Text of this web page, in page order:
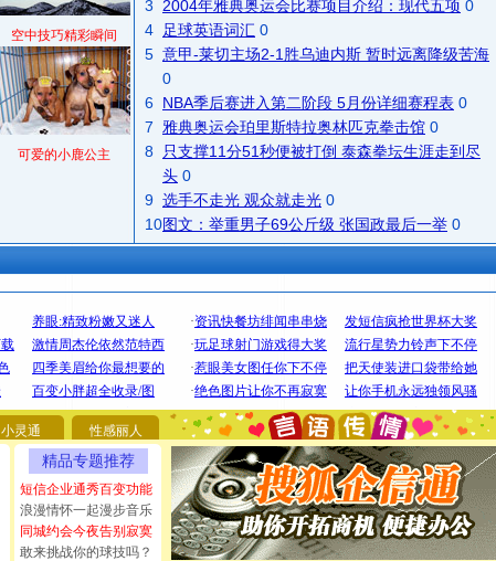
空中技巧精彩瞬间
可爱的小鹿公主
3
2004年雅典奥运会比赛项目介绍：现代五项 0
4
足球英语词汇 0
5 意甲-莱切主场2-1胜乌迪内斯 暂时远离降级苦海
0
6 NBA季后赛进入第二阶段 5月份详细赛程表 0
7
雅典奥运会珀里斯特拉奥林匹克拳击馆 0
8
只支撑11分51秒便被打倒 泰森拳坛生涯走到尽
头 0
9 选手不走光 观众就走光 0
10图文：举重男子69公斤级 张国政最后一举 0
小灵通 性感丽人
精品专题推荐
短信企业通秀百变功能
浪漫情怀一起漫步音乐
同城约会今夜告别寂寞
敢来挑战你的球技吗？
[圣诞节]圣诞节到了，想想没什么送给你的，又不打算给
你太多，只有给你五千万：千万快乐！千万要健康！千万
要平安！千万要知足！千万不要忘记我！
[圣诞节]不只这样的日子才会想起你,而是这样的日子才
能正大光明地骚扰你,告诉你,圣诞要快乐!新年要快乐!天天
都要快乐噢!
[圣诞节]奉上一颗祝福的心,在这个特别的日子里,愿幸福,
如意,快乐,鲜花,一切美好的祝愿与你同在.圣诞快乐!
[元旦]看到你我会触电；看不到你我要充电；没有你我会